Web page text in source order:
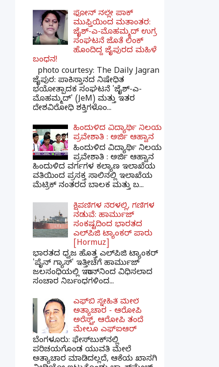
ಫೋನ್ ನಲ್ಲೇ ಪಾಕ್
ಮುಫ್ತಿಯಿಂದ ಮತಾಂತರ:
ಜೈಶ್-ಎ-ಮೊಹಮ್ಮದ್ ಉಗ್ರ
ಸಂಘಟನೆ ಜೊತೆ ಲಿಂಕ್
ಹೊಂದಿದ್ದ ಜೈಪುರದ ಮಹಿಳೆ
ಬಂಧನ!
photo courtesy: The Daily Jagran
ಜೈಪುರ: ಪಾಕಿಸ್ತಾನದ ನಿಷೇಧಿತ
ಭಯೋತ್ಪಾದಕ ಸಂಘಟನೆ 'ಜೈಶ್-ಎ-
ಮೊಹಮ್ಮದ್' (JeM) ಮತ್ತು ಇತರ
ದೇಶವಿರೋಧಿ ಶಕ್ತಿಗಳೊಂ...
ಹಿಂದುಳಿದ ವಿದ್ಯಾರ್ಥಿ ನಿಲಯ
ಪ್ರವೇಶಾತಿ : ಅರ್ಜಿ ಆಹ್ವಾನ
ಹಿಂದುಳಿದ ವಿದ್ಯಾರ್ಥಿ ನಿಲಯ
ಪ್ರವೇಶಾತಿ : ಅರ್ಜಿ ಆಹ್ವಾನ
ಹಿಂದುಳಿದ ವರ್ಗಗಳ ಕಲ್ಯಾಣ ಇಲಾಖೆಯ
ವತಿಯಿಂದ ಪ್ರಸಕ್ತ ಸಾಲಿನಲ್ಲಿ ಇಲಾಖೆಯ
ಮೆಟ್ರಿಕ್ ನಂತರದ ಬಾಲಕ ಮತ್ತು ಬ...
ಕ್ಷಿಪಣಿಗಳ ನೆರಳಲ್ಲಿ, ಗಣಿಗಳ
ನಡುವೆ: ಹಾರ್ಮುಜ್
ಸಂಕಷ್ಟದಿಂದ ಭಾರತದ
ಎಲ್‌ಪಿಜಿ ಟ್ಯಾಂಕರ್ ಪಾರು
[Hormuz]
ಭಾರತದ ಧ್ವಜ ಹೊತ್ತ ಎಲ್‌ಪಿಜಿ ಟ್ಯಾಂಕರ್
'ಪೈನ್ ಗ್ಯಾಸ್' ಇತ್ತೀಚೆಗೆ ಹಾರ್ಮುಜ್
ಜಲಸಂಧಿಯಲ್ಲಿ ಇರಾನ್‌ನಿಂದ ವಿಧಿಸಲಾದ
ಸಂಚಾರ ನಿರ್ಬಂಧಗಳಿಂದ...
ಎಫ್‌ಬಿ ಸ್ನೇಹಿತೆ ಮೇಲೆ
ಅತ್ಯಾಚಾರ - ಆರೋಪಿ
ಅರೆಸ್ಟ್, ಆರೋಪಿ ತಂದೆ
ಮೇಲೂ ಎಫ್ಐಆರ್
ಬೆಂಗಳೂರು: ಫೇಸ್‌ಬುಕ್‌ನಲ್ಲಿ
ಪರಿಚಯಗೊಂಡ ಯುವತಿ ಮೇಲೆ
ಅತ್ಯಾಚಾರ ಮಾಡಿದಲ್ಲದೆ, ಆಕೆಯ ಖಾಸಗಿ